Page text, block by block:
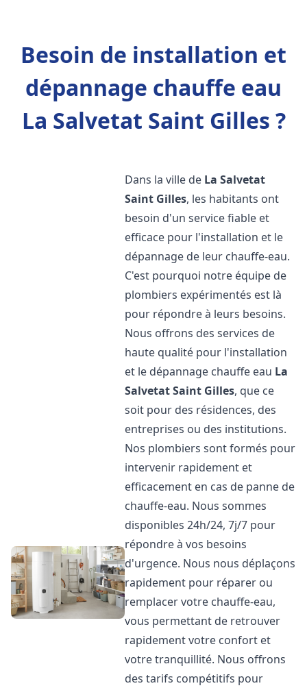
Besoin de installation et
dépannage chauffe eau
La Salvetat Saint Gilles ?
Dans la ville de La Salvetat
Saint Gilles, les habitants ont
besoin d'un service fiable et
efficace pour l'installation et le
dépannage de leur chauffe-eau.
C'est pourquoi notre équipe de
plombiers expérimentés est là
pour répondre à leurs besoins.
Nous offrons des services de
haute qualité pour l'installation
et le dépannage chauffe eau La
Salvetat Saint Gilles, que ce
soit pour des résidences, des
entreprises ou des institutions.
Nos plombiers sont formés pour
intervenir rapidement et
efficacement en cas de panne de
chauffe-eau. Nous sommes
disponibles 24h/24, 7j/7 pour
répondre à vos besoins
d'urgence. Nous nous déplaçons
rapidement pour réparer ou
remplacer votre chauffe-eau,
vous permettant de retrouver
rapidement votre confort et
votre tranquillité. Nous offrons
des tarifs compétitifs pour